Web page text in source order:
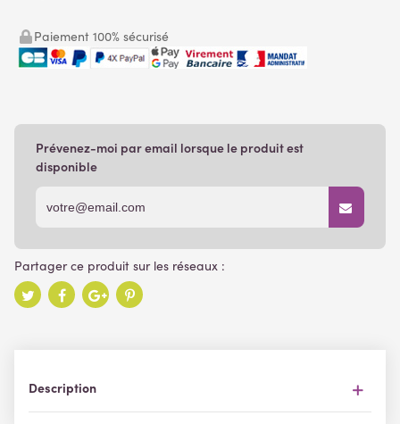
Paiement 100% sécurisé
Prévenez-moi par email lorsque le produit est
disponible
Description